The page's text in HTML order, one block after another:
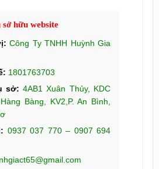
hữu website
Công Ty TNHH Huỳnh Gia
1801763703
sở: 4AB1 Xuân Thủy, KDC
Bàng, KV2,P. An Bình,
0937 037 770 – 0907 694